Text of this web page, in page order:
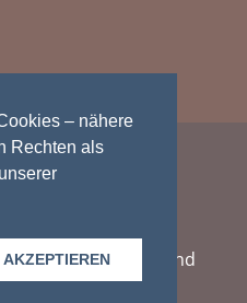
– nähere
Rechten als
AKZEPTIEREN
| Kantons-, Stadt- und